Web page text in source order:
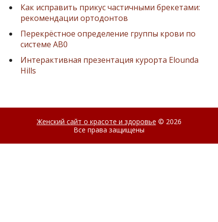
Как исправить прикус частичными брекетами:
рекомендации ортодонтов
Перекрёстное определение группы крови по
системе AB0
Интерактивная презентация курорта Elounda
Hills
Женский сайт о красоте и здоровье © 2026
Все права защищены